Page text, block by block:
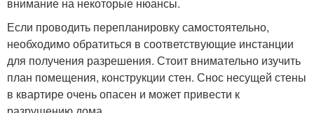
Если проводить перепланировку самостоятельно,
необходимо обратиться в соответствующие инстанции
для получения разрешения. Стоит внимательно изучить
план помещения, конструкции стен. Снос несущей стены
в квартире очень опасен и может привести к